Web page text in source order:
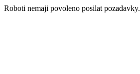
Roboti nemaji povoleno posilat pozadavky.